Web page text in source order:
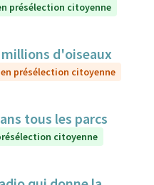
présélection citoyenne
d'oiseaux
présélection citoyenne
tous les parcs
citoyenne